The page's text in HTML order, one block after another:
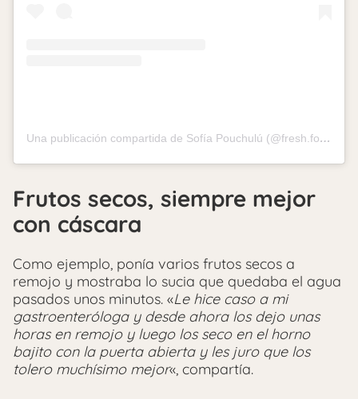
Una publicación compartida de Sofía Pouchulú (@fresh.food.arg)
Frutos secos, siempre mejor
con cáscara
Como ejemplo, ponía varios frutos secos a
remojo y mostraba lo sucia que quedaba el agua
pasados unos minutos. «Le hice caso a mi
gastroenteróloga y desde ahora los dejo unas
horas en remojo y luego los seco en el horno
bajito con la puerta abierta y les juro que los
tolero muchísimo mejor«, compartía.